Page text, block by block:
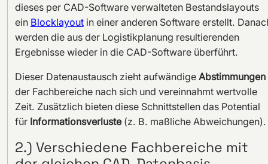
dieses per CAD-Software verwalteten Bestandslayouts
ein Blocklayoutin einer anderen Software erstellt.
werden die aus der Logistikplanung resultierenden
Ergebnisse wieder in die CAD-Software überführt.
Dieser Datenaustausch zieht aufwändige Abstimmungen
der Fachbereiche nach sich und vereinnahmt wertvolle
Zeit. Zusätzlich bieten diese Schnittstellen das Potential
für Informationsverluste(z. B. maßliche Abweichungen).
2.) Verschiedene Fachbereiche mit